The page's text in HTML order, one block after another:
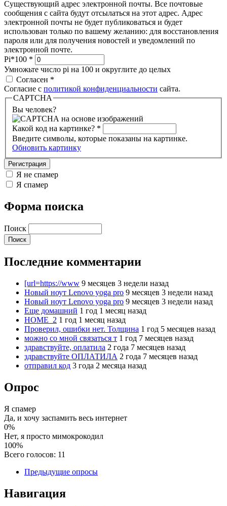
Существующий адрес электронной почты. Все почтовые
сообщения с сайта будут отсылаться на этот адрес. Адрес
электронной почты не будет публиковаться и будет
использован только по вашему желанию: для восстановления
пароля или для получения новостей и уведомлений по
электронной почте.
Pi*100 *
Умножьте число pi на 100 и округлите до целых
Согласен *
Согласие с политикой конфиденциальности сайта.
CAPTCHA
Вы человек?
Какой код на картинке? *
Введите символы, которые показаны на картинке.
Обновить картинку
Я не спамер
Я спамер
Форма поиска
Поиск
Последние комментарии
[url=https://www 9 месяцев 3 недели назад
Новый ноут Lenovo yoga pro 9 месяцев 3 недели назад
Новый ноут Lenovo yoga pro 9 месяцев 3 недели назад
Еще домашний 1 год 1 месяц назад
HOME_2 1 год 1 месяц назад
Проверил, ошибки нет. Толщина 1 год 5 месяцев назад
можно со мной связаться т 1 год 7 месяцев назад
здравствуйте, оплатила 2 года 7 месяцев назад
здравствуйте ОПЛАТИЛА 2 года 7 месяцев назад
отправил код 3 года 2 месяца назад
Опрос
Я спамер
Да, и хочу заспамить весь интернет
0%
Нет, я просто мимокрокодил
100%
Всего голосов: 11
Предыдущие опросы
Навигация